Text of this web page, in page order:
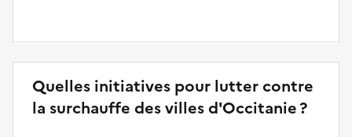
Quelles initiatives pour lutter contre
la surchauffe des villes d'Occitanie ?